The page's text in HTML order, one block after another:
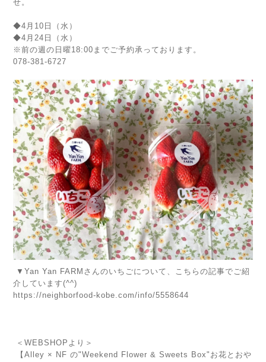
せ。
◆4月10日（水）
◆4月24日（水）
※前の週の日曜18:00までご予約承っております。
078-381-6727
▼Yan Yan FARMさんのいちごについて、こちらの記事でご紹
介しています(^^)
https://neighborfood-kobe.com/info/5558644
＜WEBSHOPより＞
【Alley × NF の"Weekend Flower & Sweets Box"お花とおや